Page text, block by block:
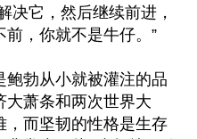
决它，然后继续前进，
，你就不是牛仔。”
勃从小就被灌注的品
大萧条和两次世界大
，而坚韧的性格是生存